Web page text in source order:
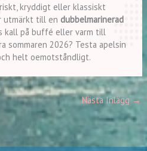
kryddigt eller klassiskt
utmärkt till en dubbelmarinerad
kall på buffé eller varm till
sommaren 2026? Testa apelsin
helt oemotståndligt.
Nästa Inlägg →